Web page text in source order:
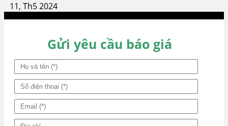
11, Th5 2024
Gửi yêu cầu báo giá